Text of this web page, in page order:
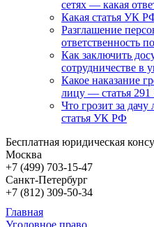
сетях — какая
Какая статья УК
Разглашение
ответственность
Как заключить
сотрудничестве в
Какое наказание
лицу — статья
Что грозит за
статья УК РФ
Бесплатная юридическая
Москва
+7 (499) 703-15-47
Санкт-Петербург
+7 (812) 309-50-34
Главная
Уголовное право